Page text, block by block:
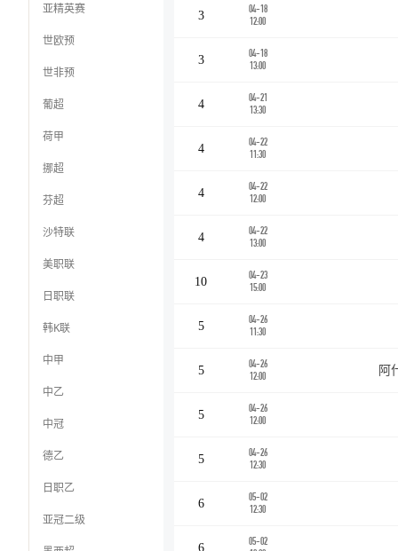
亚精英赛
世欧预
世非预
葡超
荷甲
挪超
芬超
沙特联
美职联
日职联
韩K联
中甲
中乙
中冠
德乙
日职乙
亚冠二级
3
04-18
12:00
3
04-18
13:00
4
04-21
13:30
4
04-22
11:30
4
04-22
12:00
4
04-22
13:00
10
04-23
15:00
5
04-26
11:30
5
04-26
12:00
阿
5
04-26
12:00
5
04-26
12:30
6
05-02
12:30
6
05-02